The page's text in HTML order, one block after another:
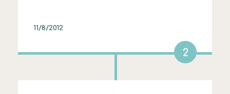
11/8/2012
2